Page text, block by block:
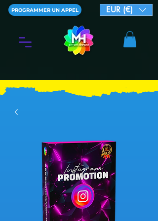
PROGRAMMER UN APPEL EUR (€)